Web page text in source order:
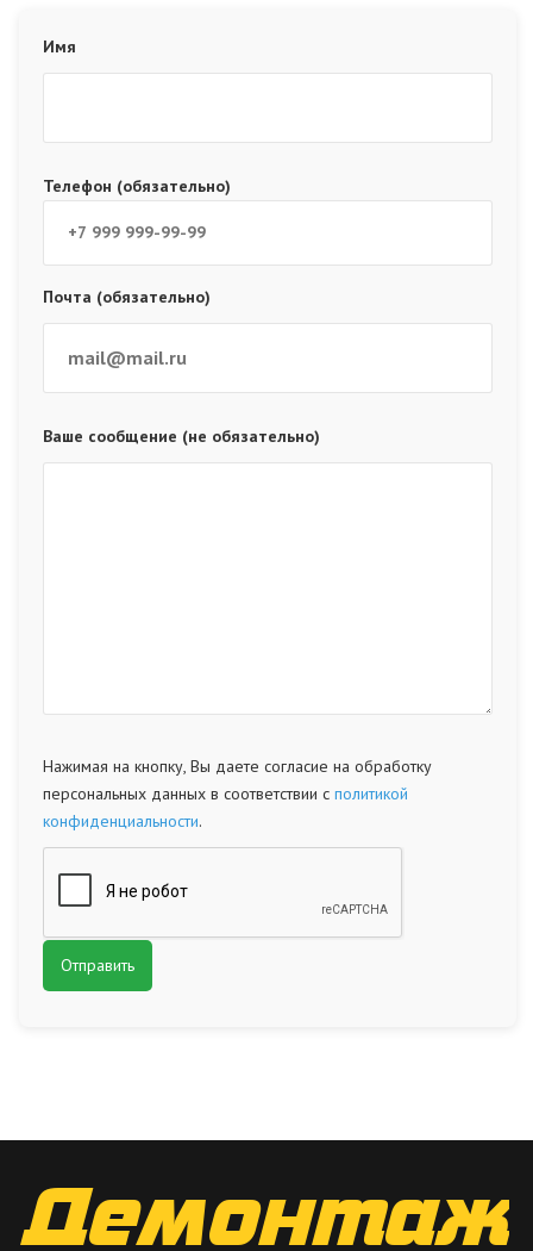
Имя
Телефон (обязательно)
Почта (обязательно)
Ваше сообщение (не обязательно)
Нажимая на кнопку, Вы даете согласие на обработку
персональных данных в соответствии с политикой
конфиденциальности.